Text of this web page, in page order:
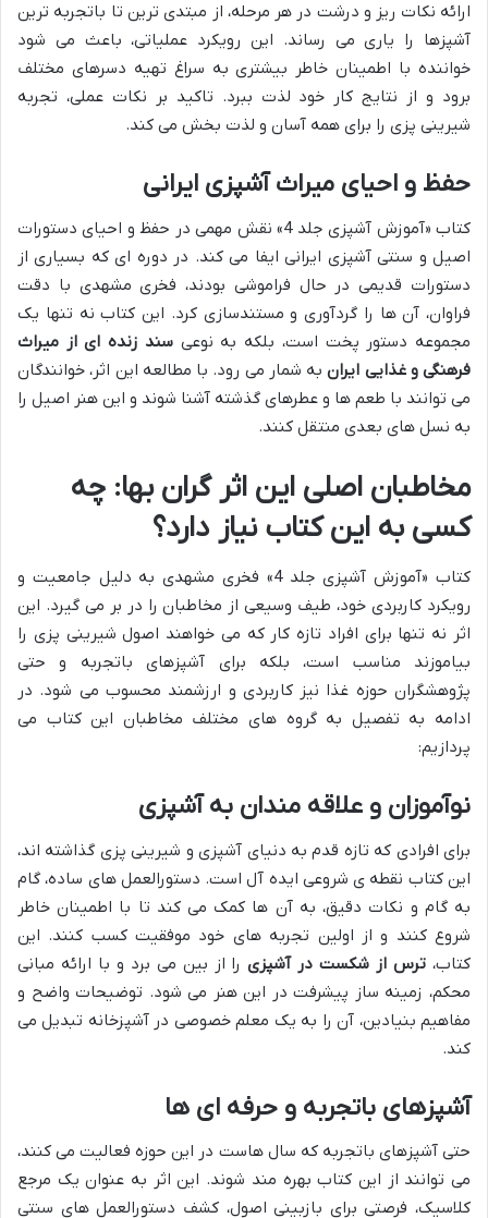
ارائه نکات ریز و درشت در هر مرحله، از مبتدی ترین تا باتجربه ترین
آشپزها را یاری می رساند. این رویکرد عملیاتی، باعث می شود
خواننده با اطمینان خاطر بیشتری به سراغ تهیه دسرهای مختلف
برود و از نتایج کار خود لذت ببرد. تاکید بر نکات عملی، تجربه
شیرینی پزی را برای همه آسان و لذت بخش می کند.
حفظ و احیای میراث آشپزی ایرانی
کتاب «آموزش آشپزی جلد 4» نقش مهمی در حفظ و احیای دستورات
اصیل و سنتی آشپزی ایرانی ایفا می کند. در دوره ای که بسیاری از
دستورات قدیمی در حال فراموشی بودند، فخری مشهدی با دقت
فراوان، آن ها را گردآوری و مستندسازی کرد. این کتاب نه تنها یک
مجموعه دستور پخت است، بلکه به نوعیسند زنده ای از میراث
فرهنگی و غذایی ایرانبه شمار می رود. با مطالعه این اثر، خوانندگان
می توانند با طعم ها و عطرهای گذشته آشنا شوند و این هنر اصیل را
به نسل های بعدی منتقل کنند.
مخاطبان اصلی این اثر گران بها: چه
کسی به این کتاب نیاز دارد؟
کتاب «آموزش آشپزی جلد 4» فخری مشهدی به دلیل جامعیت و
رویکرد کاربردی خود، طیف وسیعی از مخاطبان را در بر می گیرد. این
اثر نه تنها برای افراد تازه کار که می خواهند اصول شیرینی پزی را
بیاموزند مناسب است، بلکه برای آشپزهای باتجربه و حتی
پژوهشگران حوزه غذا نیز کاربردی و ارزشمند محسوب می شود. در
ادامه به تفصیل به گروه های مختلف مخاطبان این کتاب می
پردازیم:
نوآموزان و علاقه مندان به آشپزی
برای افرادی که تازه قدم به دنیای آشپزی و شیرینی پزی گذاشته اند،
این کتاب نقطه ی شروعی ایده آل است. دستورالعمل های ساده، گام
به گام و نکات دقیق، به آن ها کمک می کند تا با اطمینان خاطر
شروع کنند و از اولین تجربه های خود موفقیت کسب کنند. این
کتاب، ترس از شکست در آشپزیرا از بین می برد و با ارائه مبانی
محکم، زمینه ساز پیشرفت در این هنر می شود. توضیحات واضح و
مفاهیم بنیادین، آن را به یک معلم خصوصی در آشپزخانه تبدیل می
کند.
آشپزهای باتجربه و حرفه ای ها
حتی آشپزهای باتجربه که سال هاست در این حوزه فعالیت می کنند،
می توانند از این کتاب بهره مند شوند. این اثر به عنوان یک مرجع
کلاسیک، فرصتی برای بازبینی اصول، کشف دستورالعمل های سنتی